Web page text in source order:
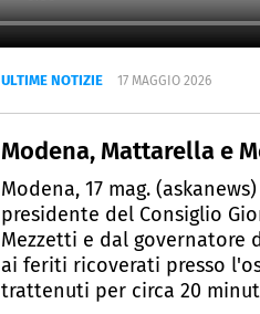
ULTIME NOTIZIE 17 MAGGIO 2026
Modena, Mattarella e
Modena, 17 mag.
presidente del Consiglio
Mezzetti e dal governatore
ai feriti ricoverati presso
trattenuti per circa 20